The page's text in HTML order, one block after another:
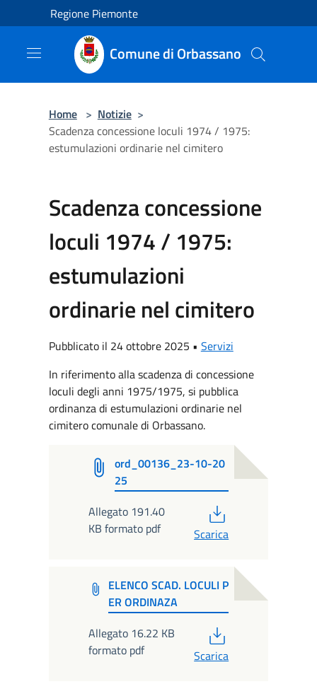
Salta al contenuto principale
Regione Piemonte
Comune di Orbassano
Home > Notizie >
Scadenza concessione loculi 1974 / 1975:
estumulazioni ordinarie nel cimitero
Scadenza concessione
loculi 1974 / 1975:
estumulazioni
ordinarie nel cimitero
Pubblicato il 24 ottobre 2025 • Servizi
In riferimento alla scadenza di concessione
loculi degli anni 1975/1975, si pubblica
ordinanza di estumulazioni ordinarie nel
cimitero comunale di Orbassano.
ord_00136_23-10-20
25
Allegato 191.40
KB formato pdf
Scarica
ELENCO SCAD. LOCULI P
ER ORDINAZA
Allegato 16.22 KB
formato pdf
Scarica